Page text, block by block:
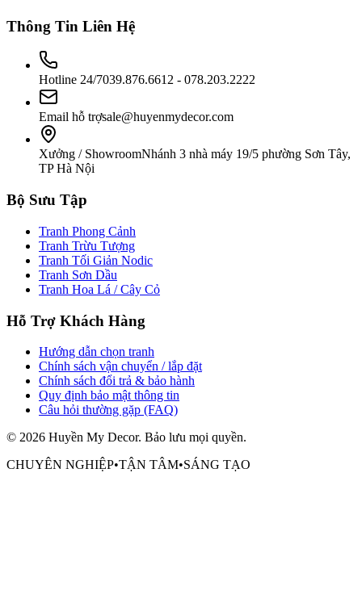
Thông Tin Liên Hệ
Hotline 24/7039.876.6612 - 078.203.2222
Email hỗ trợsale@huyenmydecor.com
Xưởng / ShowroomNhánh 3 nhà máy 19/5 phường Sơn Tây,
TP Hà Nội
Bộ Sưu Tập
Tranh Phong Cảnh
Tranh Trừu Tượng
Tranh Tối Giản Nodic
Tranh Sơn Dầu
Tranh Hoa Lá / Cây Cỏ
Hỗ Trợ Khách Hàng
Hướng dẫn chọn tranh
Chính sách vận chuyển / lắp đặt
Chính sách đổi trả & bảo hành
Quy định bảo mật thông tin
Câu hỏi thường gặp (FAQ)
© 2026 Huyền My Decor. Bảo lưu mọi quyền.
CHUYÊN NGHIỆP•TẬN TÂM•SÁNG TẠO